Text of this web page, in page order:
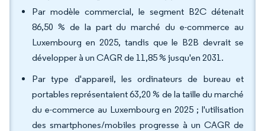
Par modèle commercial, le segment B2C détenait
86,50 % de la part du marché du e-commerce au
Luxembourg en 2025, tandis que le B2B devrait se
développer à un CAGR de 11,85 % jusqu'en 2031.
Par type d'appareil, les ordinateurs de bureau et
portables représentaient 63,20 % de la taille du marché
du e-commerce au Luxembourg en 2025 ; l'utilisation
des smartphones/mobiles progresse à un CAGR de